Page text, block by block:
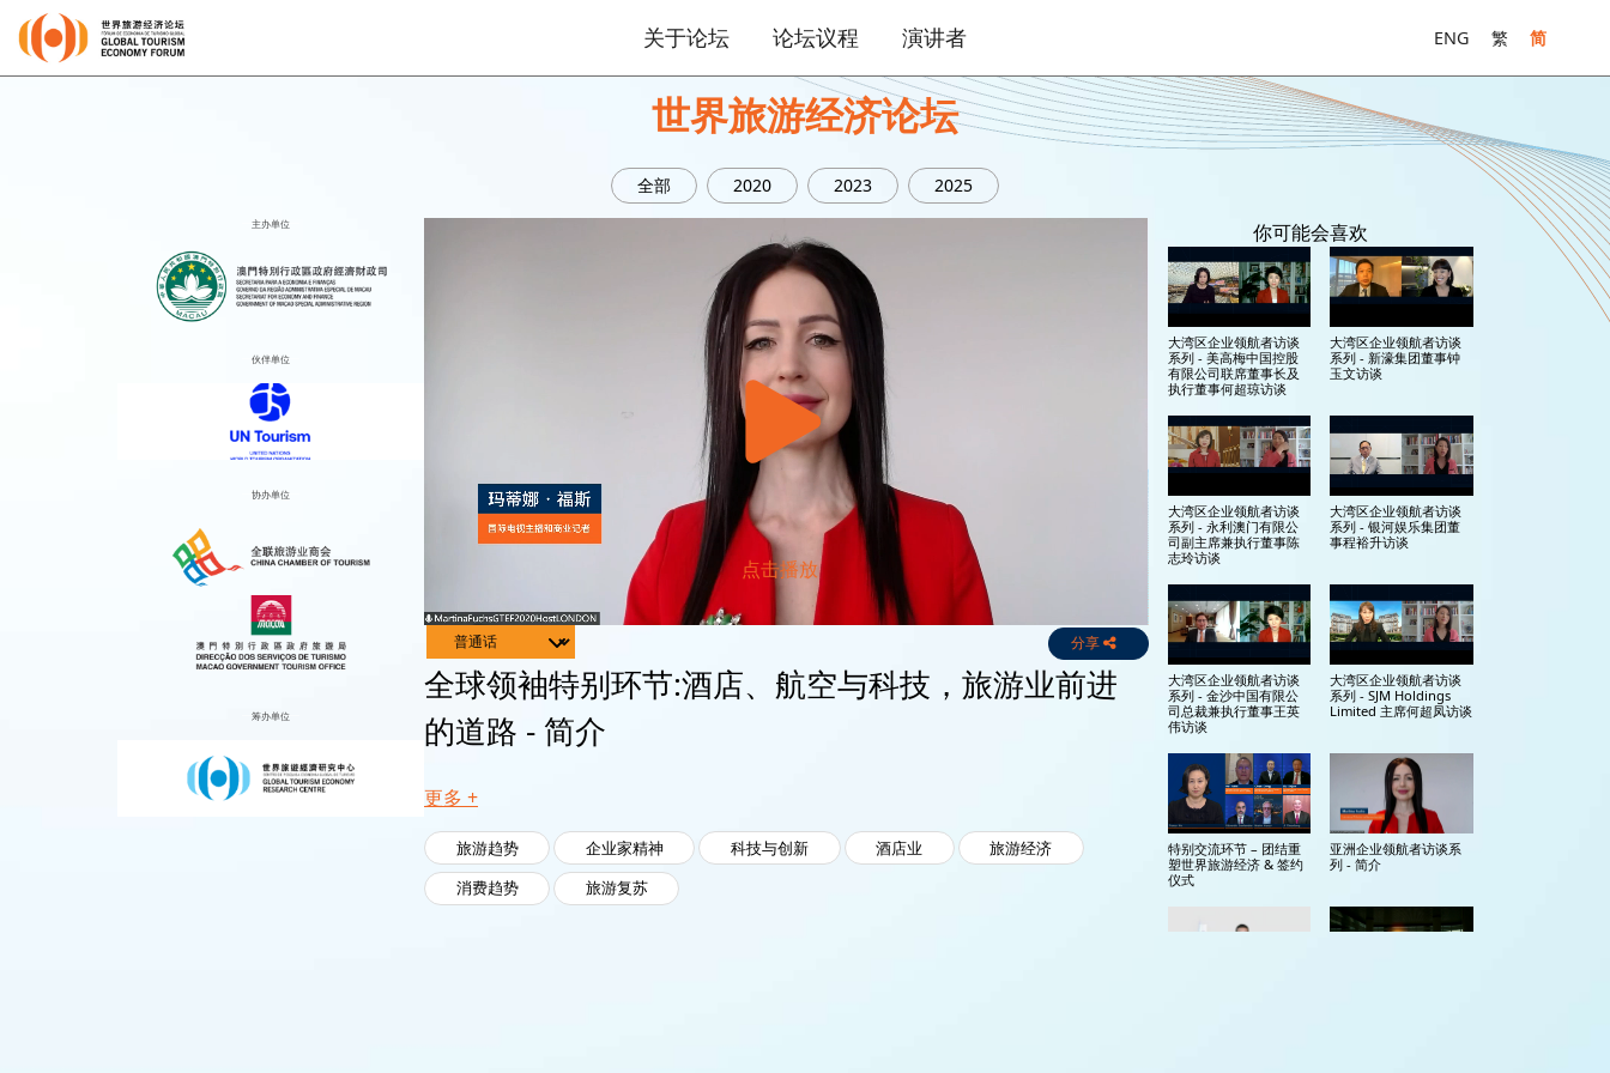
关于论坛 论坛议程 演讲者 ENG 繁 简
世界旅游经济论坛
全部 2020 2023 2025
主办单位
伙伴单位
协办单位
筹办单位
Channels 分享
全球领袖特别环节:酒店、航空与科技，旅游业前进
的道路 - 简介
更多 +
旅游趋势 企业家精神 科技与创新 酒店业
旅游经济
消费趋势
旅游复苏
你可能会喜欢
大湾区企业领航者访谈
系列 - 美高梅中国控股
有限公司联席董事长及
执行董事何超琼访谈
大湾区企业领航者访谈
系列 - 新濠集团董事钟
玉文访谈
大湾区企业领航者访谈
系列 - 永利澳门有限公
司副主席兼执行董事陈
志玲访谈
大湾区企业领航者访谈
系列 - 银河娱乐集团董
事程裕升访谈
大湾区企业领航者访谈
系列 - 金沙中国有限公
司总裁兼执行董事王英
伟访谈
大湾区企业领航者访谈
系列 - SJM Holdings
Limited 主席何超凤访谈
特别交流环节 – 团结重
塑世界旅游经济 & 签约
仪式
亚洲企业领航者访谈系
列 - 简介